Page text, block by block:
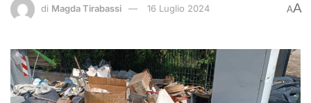
di Magda Tirabassi 16 Luglio 2024 AA